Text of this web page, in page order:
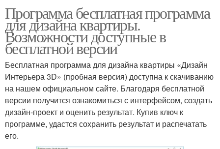
Программа бесплатная программа
для дизайна квартиры.
Возможности доступные в
бесплатной версии
Бесплатная программа для дизайна квартиры «Дизайн
Интерьера 3D» (пробная версия) доступна к скачиванию
на нашем официальном сайте. Благодаря бесплатной
версии получится ознакомиться с интерфейсом, создать
дизайн-проект и оценить результат. Купив ключ к
программе, удастся сохранить результат и распечатать
его.